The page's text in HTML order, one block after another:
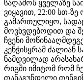
საღამოს ყველაზე
ვიყავით, 22:00 სთ-
გამართულიყო,
მოვხვდებოდით და
ჩვენი
კენჭისყრამ ძალიან
ნამდვილად
რიგში იმიტომ რომ
თანაგუნდელი